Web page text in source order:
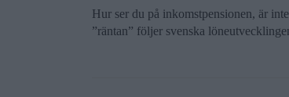
Hur ser du på inkomstpensionen, är
”räntan” följer svenska